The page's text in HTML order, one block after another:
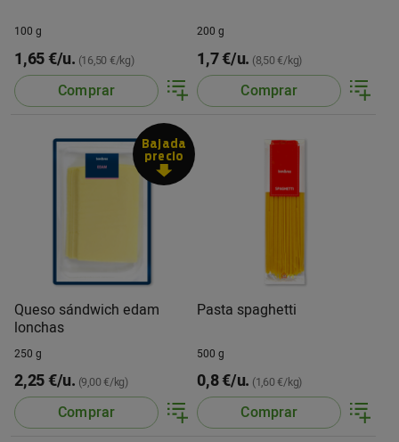
100 g
1,65 €/u. (16,50 €/kg)
Comprar
200 g
1,7 €/u. (8,50 €/kg)
Comprar
Bajada
precio
Queso sándwich edam
lonchas
250 g
2,25 €/u. (9,00 €/kg)
Comprar
Pasta spaghetti
500 g
0,8 €/u. (1,60 €/kg)
Comprar